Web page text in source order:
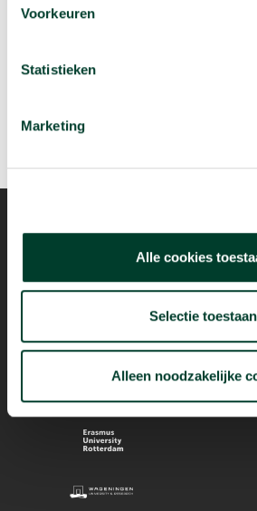
Voorkeuren
Statistieken
Marketing
Alle cookies
Selectie toestaan
Alleen noodzakelijke
Mogelijk